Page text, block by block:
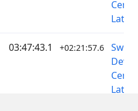
Latvia
03:47:43.1 +02:21:57.6
Latvia